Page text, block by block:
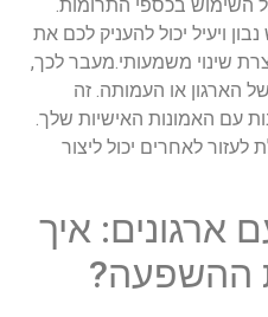
השימוש בכספי התרומות.
ויעיל יכול להעניק לכם את
שינוי משמעותי.מעבר לכך,
הארגון או העמותה. זה
עם האמונות האישיות שלך.
לעזור לאחרים יכול ליצור
ארגונים: איך
ההשפעה?